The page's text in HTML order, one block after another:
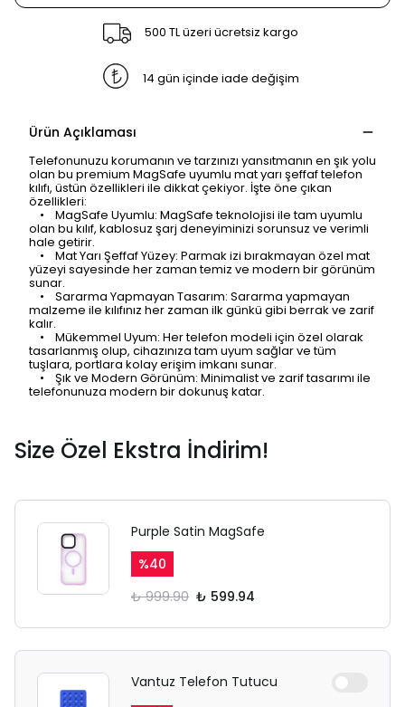
500 TL üzeri ücretsiz kargo
14 gün içinde iade değişim
Ürün Açıklaması
Telefonunuzu korumanın ve tarzınızı yansıtmanın en şık yolu
olan bu premium MagSafe uyumlu mat yarı şeffaf telefon
kılıfı, üstün özellikleri ile dikkat çekiyor. İşte öne çıkan
özellikleri:
• MagSafe Uyumlu: MagSafe teknolojisi ile tam uyumlu
olan bu kılıf, kablosuz şarj deneyiminizi sorunsuz ve verimli
hale getirir.
• Mat Yarı Şeffaf Yüzey: Parmak izi bırakmayan özel mat
yüzeyi sayesinde her zaman temiz ve modern bir görünüm
sunar.
• Sararma Yapmayan Tasarım: Sararma yapmayan
malzeme ile kılıfınız her zaman ilk günkü gibi berrak ve zarif
kalır.
• Mükemmel Uyum: Her telefon modeli için özel olarak
tasarlanmış olup, cihazınıza tam uyum sağlar ve tüm
tuşlara, portlara kolay erişim imkanı sunar.
• Şık ve Modern Görünüm: Minimalist ve zarif tasarımı ile
telefonunuza modern bir dokunuş katar.
Size Özel Ekstra İndirim!
Purple Satin MagSafe
%40
₺ 999.90 ₺ 599.94
Vantuz Telefon Tutucu